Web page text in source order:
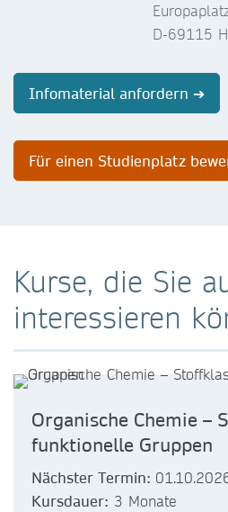
D-69115
Infomaterial anfordern ➔
Für einen Studienplatz
Kurse, die Sie
interessieren
Organische Chemie –
funktionelle Gruppen
Nächster Termin:
Kursdauer: 3 Monate